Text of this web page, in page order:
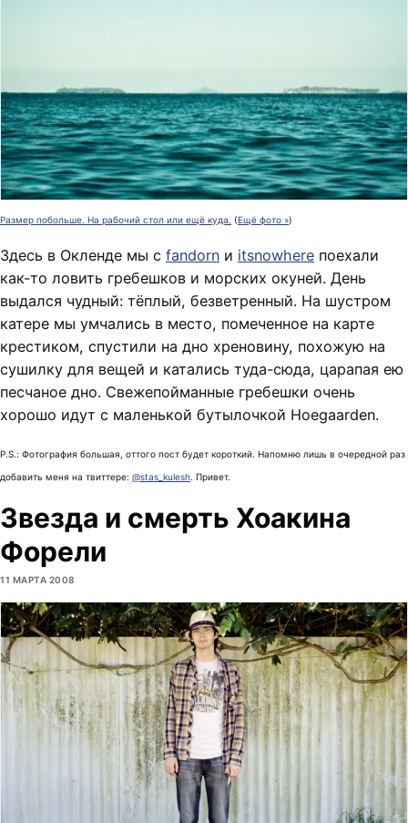
Размер побольше. На рабочий стол или ещё куда. (Ещё фото »)
Здесь в Окленде мы с fandorn и itsnowhere поехали
как-то ловить гребешков и морских окуней. День
выдался чудный: тёплый, безветренный. На шустром
катере мы умчались в место, помеченное на карте
крестиком, спустили на дно хреновину, похожую на
сушилку для вещей и катались туда-сюда, царапая ею
песчаное дно. Свежепойманные гребешки очень
хорошо идут с маленькой бутылочкой Hoegaarden.
P.S.: Фотография большая, оттого пост будет короткий. Напомню лишь в очередной раз
добавить меня на твиттере: @stas_kulesh. Привет.
Звезда и смерть Хоакина
Форели
11 МАРТА 2008